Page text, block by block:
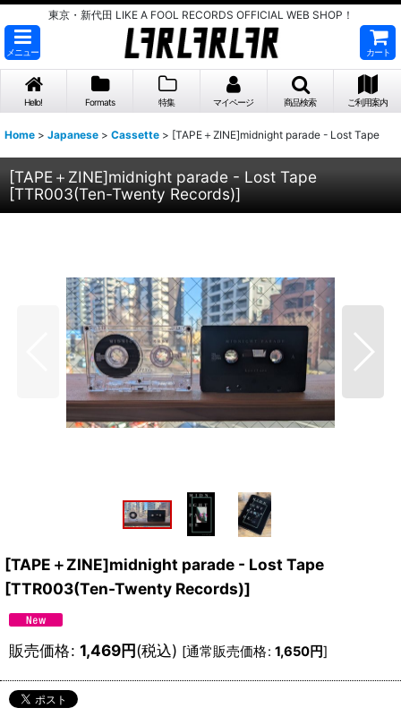
東京・新代田 LIKE A FOOL RECORDS OFFICIAL WEB SHOP！
メニュー カート
Hello! Formats 特集 マイページ 商品検索 ご利用案内
Home > Japanese > Cassette > [TAPE＋ZINE]midnight parade - Lost Tape
[TAPE＋ZINE]midnight parade - Lost Tape
[TTR003(Ten-Twenty Records)]
[TAPE＋ZINE]midnight parade - Lost Tape
[TTR003(Ten-Twenty Records)]
販売価格: 1,469円(税込) [通常販売価格: 1,650円]